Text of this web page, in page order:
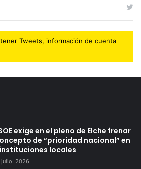
Tweets, información de cuenta
exige en el pleno de Elche frenar
de “prioridad nacional” en
locales
julio, 2026